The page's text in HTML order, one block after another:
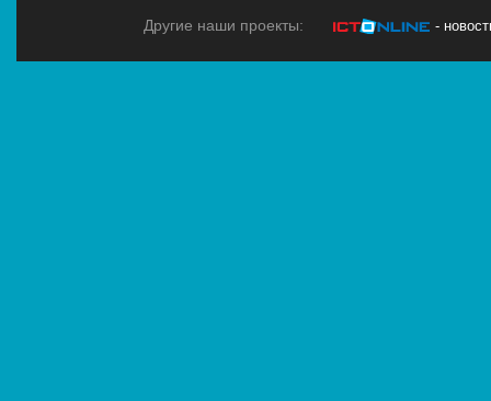
Другие наши проекты: -